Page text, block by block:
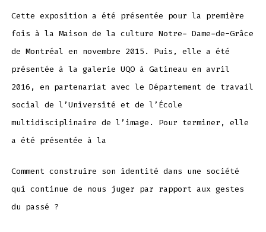
Cette exposition a été présentée pour la première
fois à la Maison de la culture Notre- Dame-de-Grâce
de Montréal en novembre 2015. Puis, elle a été
présentée à la galerie UQO à Gatineau en avril
2016, en partenariat avec le Département de travail
social de l’Université et de l’École
multidisciplinaire de l’image. Pour terminer, elle
a été présentée à la
Comment construire son identité dans une société
qui continue de nous juger par rapport aux gestes
du passé ?